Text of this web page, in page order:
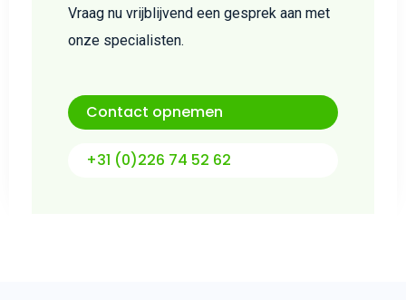
Vraag nu vrijblijvend een gesprek aan met
onze specialisten.
Contact opnemen
+31 (0)226 74 52 62